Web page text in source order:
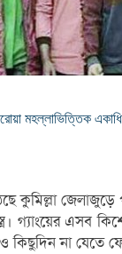
মহল্লাভিত্তিক
কুমিল্লা
গ্যাংয়ের এসব
না যেতে